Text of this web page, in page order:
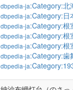
dbpedia-ja:Category:北
dbpedia-ja:Category:日
dbpedia-ja:Category:根
dbpedia-ja:Category:根
dbpedia-ja:Category:根
dbpedia-ja:Category:歯
dbpedia-ja